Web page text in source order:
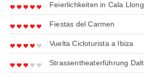
Feierlichkeiten in Cala
Fiestas del Carmen
Vuelta Cicloturista a Ibiza
Strassentheaterführung